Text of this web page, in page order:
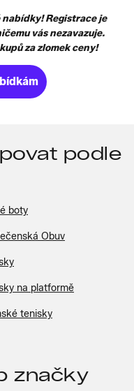
Registrace je
vás nezavazuje.
za zlomek ceny!
podle
boty
Obuv
na platformě
tenisky
značky